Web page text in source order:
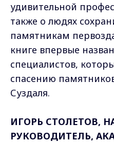
удивительной
также о людях
памятникам
книге впервые
специалистов,
спасению
Суздаля.
ИГОРЬ СТОЛЕТОВ,
РУКОВОДИТЕЛЬ,